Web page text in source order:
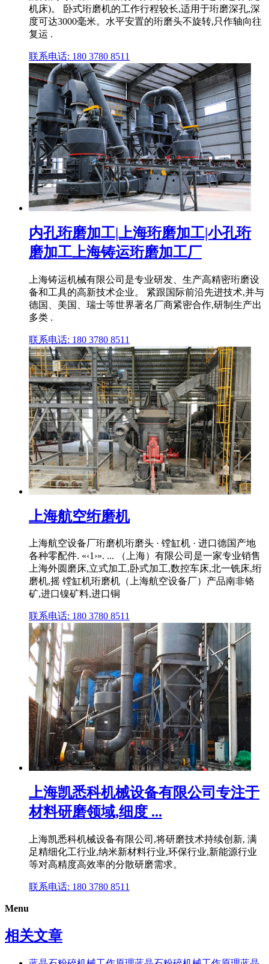
机床)。 卧式珩磨机的工作行程较长,适用于珩磨深孔,深
度可达3000毫米。水平安置的珩磨头不旋转,只作轴向往
复运 .
联系电话: 180 3780 8511
内孔珩磨加工|上海珩磨加工|小孔珩
磨加工上海铸运珩磨加工厂
上海铸运机械有限公司是专业研发、生产高精密珩磨设
备和工具的高新技术企业。 紧跟国际前沿先进技术,并与
德国、美国、瑞士等世界著名厂商紧密合作,研制生产出
多类 .
联系电话: 180 3780 8511
上海航空绗磨机
上海航空设备厂珩磨机珩磨头 · 镗缸机 · 进口德国产地
各种零配件. «‹1›». ... （上海）有限公司是一家专业销售
上海外圆磨床,立式加工,卧式加工,数控车床,北一铣床,绗
磨机,摇 镗缸机珩磨机（上海航空设备厂）产品南非铬
矿,进口镍矿料,进口铜
联系电话: 180 3780 8511
上海凯悉科机械设备有限公司专注于
材料研磨领域,细度 ...
上海凯悉科机械设备有限公司,将研磨技术持续创新, 满
足精细化工行业,纳米新材料行业,环保行业,新能源行业
等对高精度高效率的分散研磨需求。
联系电话: 180 3780 8511
Menu
相关文章